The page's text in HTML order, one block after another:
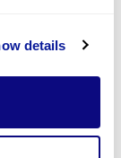
details